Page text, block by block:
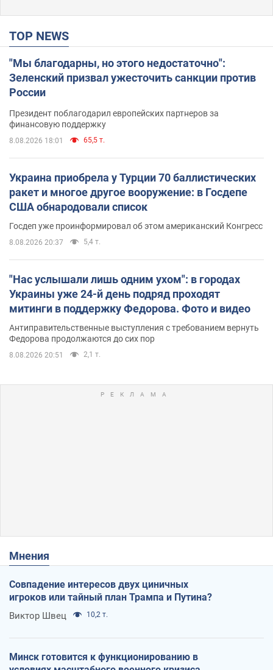
TOP NEWS
"Мы благодарны, но этого недостаточно":
Зеленский призвал ужесточить санкции против
России
Президент поблагодарил европейских партнеров за
финансовую поддержку
8.08.2026 18:01 65,5 т.
Украина приобрела у Турции 70 баллистических
ракет и многое другое вооружение: в Госдепе
США обнародовали список
Госдеп уже проинформировал об этом американский Конгресс
8.08.2026 20:37 5,4 т.
"Нас услышали лишь одним ухом": в городах
Украины уже 24-й день подряд проходят
митинги в поддержку Федорова. Фото и видео
Антиправительственные выступления с требованием вернуть
Федорова продолжаются до сих пор
8.08.2026 20:51 2,1 т.
Мнения
Совпадение интересов двух циничных
игроков или тайный план Трампа и Путина?
Виктор Швец 10,2 т.
Минск готовится к функционированию в